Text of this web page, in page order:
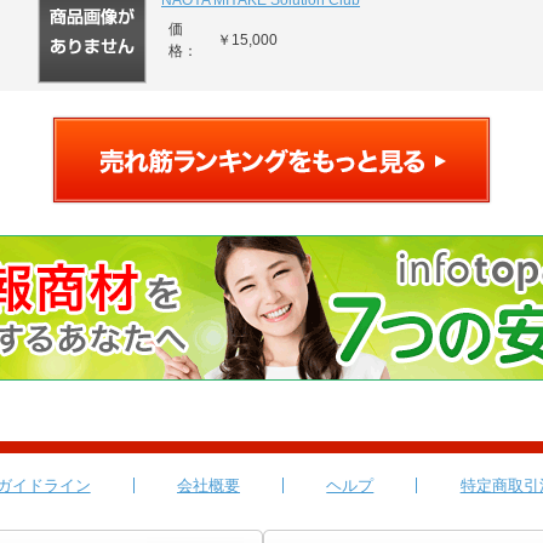
価
格：
￥15,000
イドライン 会社概要 ヘルプ 特定商取